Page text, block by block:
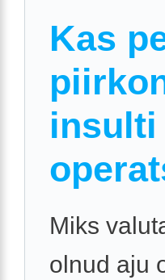
Kas
insulti
Miks
olnud aju